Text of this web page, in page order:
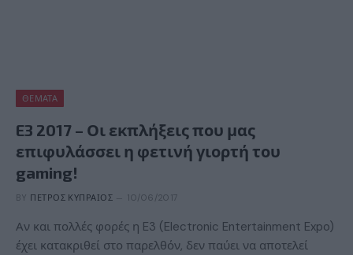
ΘΈΜΑΤΑ
E3 2017 – Οι εκπλήξεις που μας
επιφυλάσσει η φετινή γιορτή του
gaming!
BY ΠΈΤΡΟΣ ΚΥΠΡΑΊΟΣ 10/06/2017
Αν και πολλές φορές η E3 (Electronic Entertainment Expo)
έχει κατακριθεί στο παρελθόν, δεν παύει να αποτελεί